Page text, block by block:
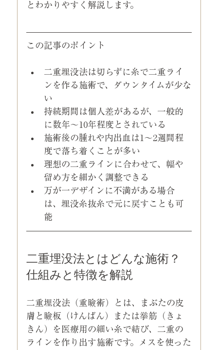
とわかりやすく解説します。
この記事のポイント
二重埋没法は切らずに糸で二重ライ
ンを作る施術で、ダウンタイムが少な
い
持続期間は個人差があるが、一般的
に数年〜10年程度とされている
施術後の腫れや内出血は1〜2週間程
度で落ち着くことが多い
理想の二重ラインに合わせて、幅や
留め方を細かく調整できる
万が一デザインに不満がある場合
は、埋没糸抜糸で元に戻すことも可
能
二重埋没法とはどんな施術？
仕組みと特徴を解説
二重埋没法（重瞼術）とは、まぶたの皮
膚と瞼板（けんばん）または挙筋（きょ
きん）を医療用の細い糸で結び、二重の
ラインを作り出す施術です。メスを使った